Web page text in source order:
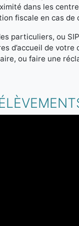
dans les
fiscale en cas
particuliers, ou
d’accueil de
ou faire une